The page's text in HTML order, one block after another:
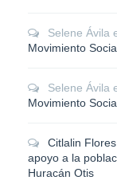
Selene Ávila
Movimiento
Selene Ávila
Movimiento
Citlalin Flores
apoyo a la
Huracán Otis